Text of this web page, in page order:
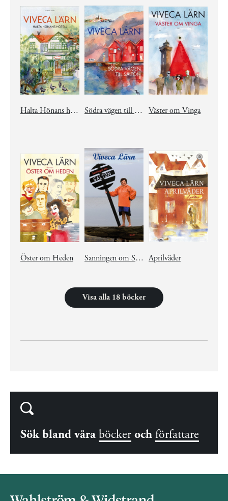
Halta Hönans hotell Södra vägen till Saltön Väster om Vinga
Öster om Heden Sanningen om Saltön Aprilväder
Visa alla 18 böcker
Sök bland våra böcker och författare